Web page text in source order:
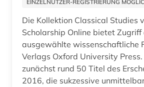
anarchie (1)
anarchismus (1)
anarchosyndikalismus (1)
EINZELNUTZER-REGISTRIERUNG
Die Kollektion Classical Studies
Scholarship Online bietet Zugriff
ausgewählte wissenschaftliche
Verlags Oxford University
zunächst rund 50 Titel des
2016, die sukzessive